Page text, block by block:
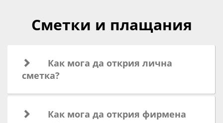
Сметки и плащания
Как мога да открия лична
сметка?
Как мога да открия фирмена